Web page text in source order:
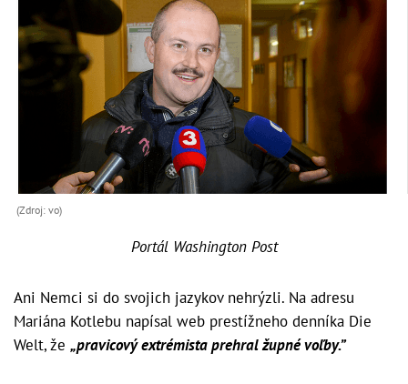
(Zdroj: vo)
Portál Washington Post
Ani Nemci si do svojich jazykov nehrýzli. Na adresu
Mariána Kotlebu napísal web prestížneho denníka Die
Welt, že „pravicový extrémista prehral župné voľby.”